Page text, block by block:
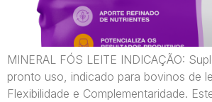
MINERAL FÓS LEITE INDICAÇÃO:
pronto uso, indicado para bovinos de
Flexibilidade e Complementaridade.